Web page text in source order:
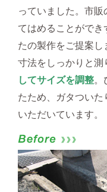
っていました。市
てはめることがで
たの製作をご提案し
寸法をしっかりと測
してサイズを調整。
たため、ガタつい
いただいています。